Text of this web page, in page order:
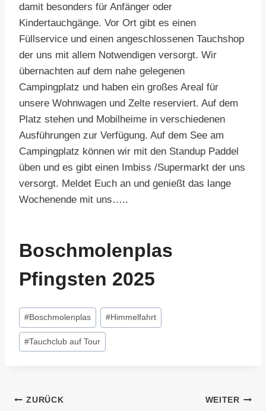
damit besonders für Anfänger oder
Kindertauchgänge. Vor Ort gibt es einen
Füllservice und einen angeschlossenen Tauchshop
der uns mit allem Notwendigen versorgt. Wir
übernachten auf dem nahe gelegenen
Campingplatz und haben ein großes Areal für
unsere Wohnwagen und Zelte reserviert. Auf dem
Platz stehen und Mobilheime in verschiedenen
Ausführungen zur Verfügung. Auf dem See am
Campingplatz können wir mit den Standup Paddel
üben und es gibt einen Imbiss /Supermarkt der uns
versorgt. Meldet Euch an und genießt das lange
Wochenende mit uns…..
Boschmolenplas
Pfingsten 2025
Schlagworte:
#Boschmolenplas #Himmelfahrt
#Tauchclub auf Tour
Beitragsnavigation
ZURÜCK WEITER